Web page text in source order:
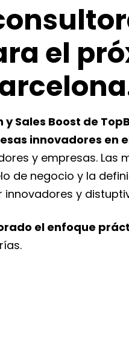
el
Sales Boost de
innovadores en
y empresas. Las
de negocio y la
y
el enfoque